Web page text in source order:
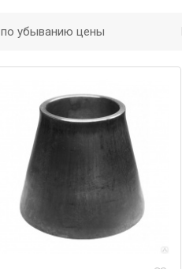
по убыванию цены